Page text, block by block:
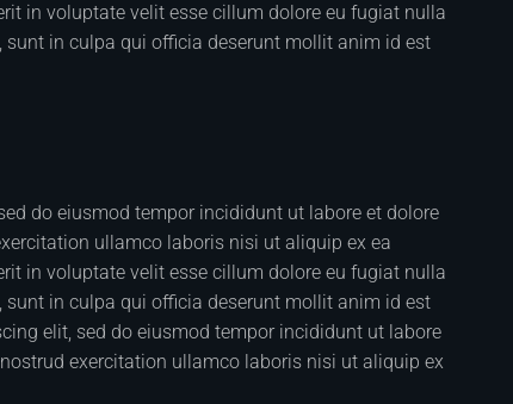
in voluptate velit esse cillum dolore eu fugiat nulla
in culpa qui officia deserunt mollit anim id est
do eiusmod tempor incididunt ut labore et dolore
ullamco laboris nisi ut aliquip ex ea
in voluptate velit esse cillum dolore eu fugiat nulla
in culpa qui officia deserunt mollit anim id est
elit, sed do eiusmod tempor incididunt ut labore
exercitation ullamco laboris nisi ut aliquip ex